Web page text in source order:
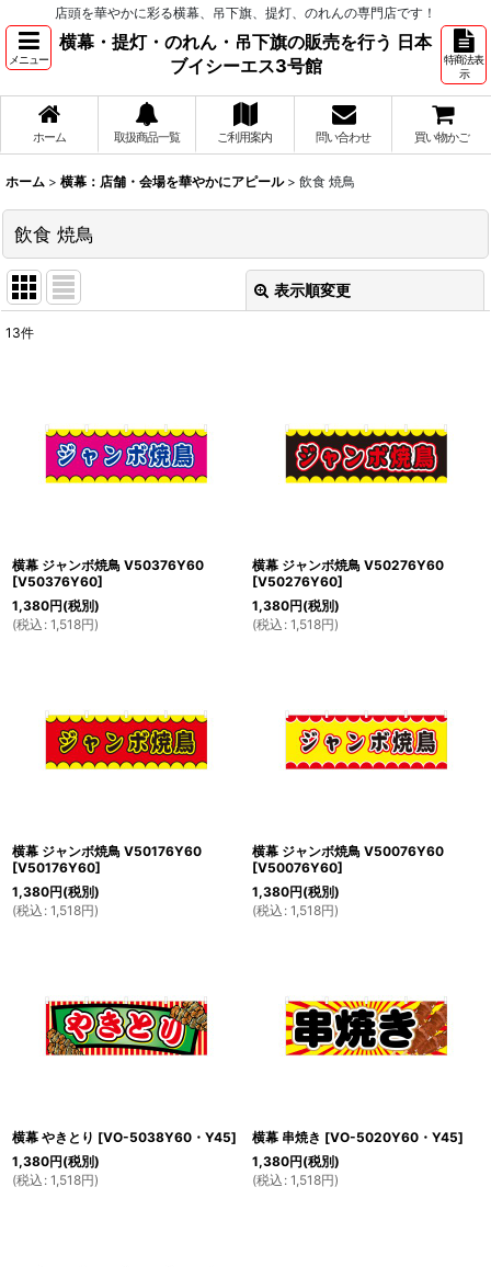
店頭を華やかに彩る横幕、吊下旗、提灯、のれんの専門店です！
メニュー
横幕・提灯・のれん・吊下旗の販売を行う 日本
ブイシーエス3号館
特商法表
示
ホーム 取扱商品一覧 ご利用案内 問い合わせ 買い物かご
ホーム > 横幕：店舗・会場を華やかにアピール > 飲食 焼鳥
飲食 焼鳥
表示順変更
13件
横幕 ジャンボ焼鳥 V50376Y60
[V50376Y60]
1,380円(税別)
(税込 : 1,518円)
横幕 ジャンボ焼鳥 V50276Y60
[V50276Y60]
1,380円(税別)
(税込 : 1,518円)
横幕 ジャンボ焼鳥 V50176Y60
[V50176Y60]
1,380円(税別)
(税込 : 1,518円)
横幕 ジャンボ焼鳥 V50076Y60
[V50076Y60]
1,380円(税別)
(税込 : 1,518円)
横幕 やきとり [VO-5038Y60・Y45]
1,380円(税別)
(税込 : 1,518円)
横幕 串焼き [VO-5020Y60・Y45]
1,380円(税別)
(税込 : 1,518円)